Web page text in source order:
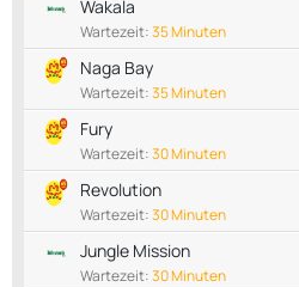
Wakala
Wartezeit:35 Minuten
Naga Bay
Wartezeit:35 Minuten
Fury
Wartezeit:30 Minuten
Revolution
Wartezeit:30 Minuten
Jungle Mission
Wartezeit:30 Minuten